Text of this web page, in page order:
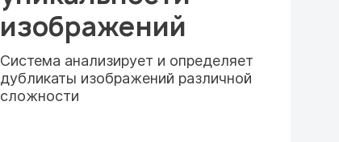
изображений
Система анализирует и определяет
дубликаты изображений различной
сложности